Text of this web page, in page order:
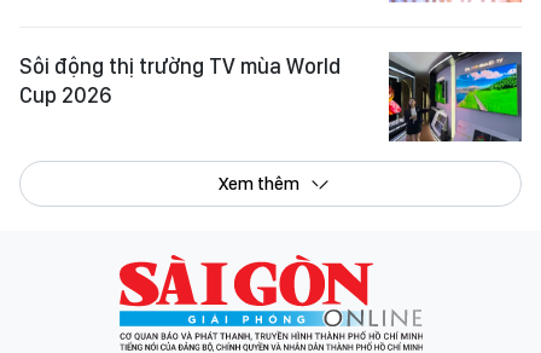
Sôi động thị trường TV mùa World
Cup 2026
Xem thêm